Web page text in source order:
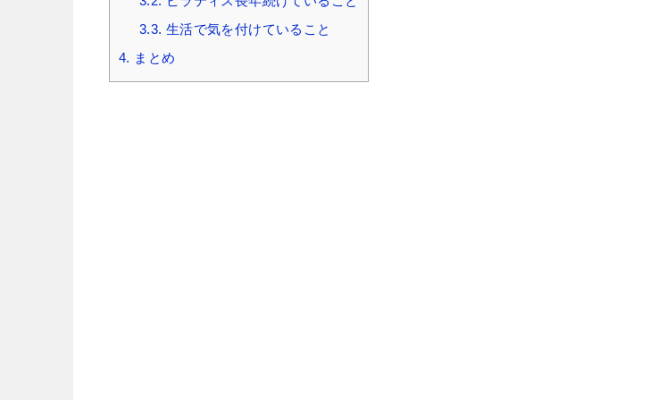
3.3. 生活で気を付けていること
4. まとめ